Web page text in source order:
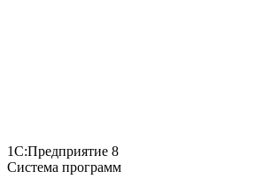
1С:Предприятие 8
Система программ